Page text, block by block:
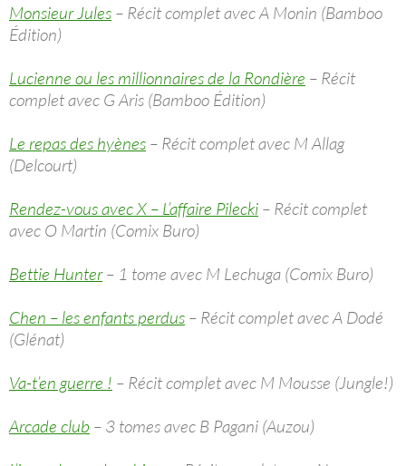
Monsieur Jules – Récit complet avec A Monin (Bamboo
Édition)
Lucienne ou les millionnaires de la Rondière – Récit
complet avec G Aris (Bamboo Édition)
Le repas des hyènes – Récit complet avec M Allag
(Delcourt)
Rendez-vous avec X – L’affaire Pilecki – Récit complet
avec O Martin (Comix Buro)
Bettie Hunter– 1 tome avec M Lechuga (Comix Buro)
Chen – les enfants perdus – Récit complet avec A Dodé
(Glénat)
Va-t’en guerre ! – Récit complet avec M Mousse (Jungle!)
Arcade club – 3 tomes avec B Pagani (Auzou)